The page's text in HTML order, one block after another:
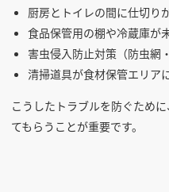
厨房とトイレの間に仕切り
食品保管用の棚や冷蔵庫が
害虫侵入防止対策（防虫網
清掃道具が食材保管エリア
こうしたトラブルを防ぐため
てもらうことが重要です。